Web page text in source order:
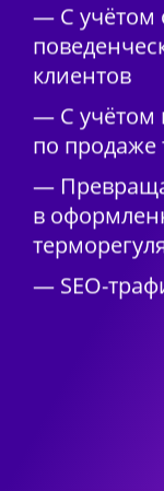
— С учётом
клиентов
— С учётом
по продаже
—
в
— SEO-